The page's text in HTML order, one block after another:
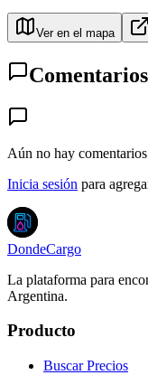
Ver en el mapa
Comentarios
Aún no hay
Inicia sesión para
DondeCargo
La plataforma para
Argentina.
Producto
Buscar Precios